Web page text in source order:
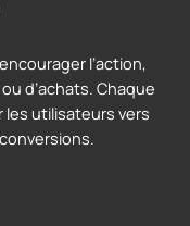
l’action,
d’achats. Chaque
utilisateurs vers